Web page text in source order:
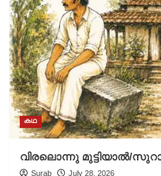
കഥ
വിരലൊന്നു മുട്ടിയാൽ/
Surab July 28, 2026